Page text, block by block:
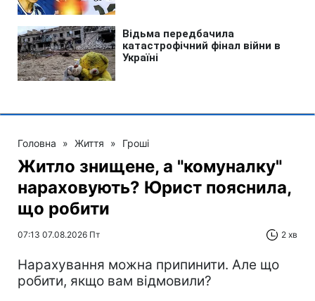
Головна » Життя » Гроші
Житло знищене, а "комуналку"
нараховують? Юрист пояснила,
що робити
07:13 07.08.2026 Пт 2 хв
Нарахування можна припинити. Але що
робити, якщо вам відмовили?